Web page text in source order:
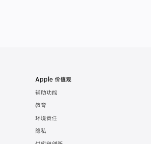
Apple 价值观
辅助功能
教育
环境责任
隐私